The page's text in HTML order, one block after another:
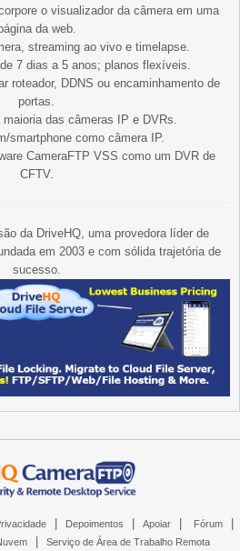
o visualizador da câmera em uma
da web.
streaming ao vivo e timelapse.
7 dias a 5 anos; planos flexíveis.
roteador, DDNS ou encaminhamento de
portas.
das câmeras IP e DVRs.
smartphone como câmera IP.
CameraFTP VSS como um DVR de
CFTV.
da DriveHQ, uma provedora líder de
em 2003 e com sólida trajetória de
sucesso.
| Depoimentos | Apoiar | Fórum |
| Serviço de Área de Trabalho Remota